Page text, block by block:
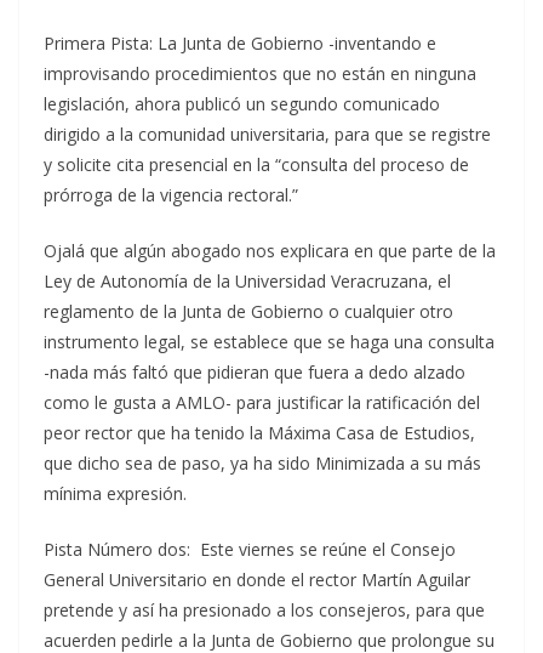
Primera Pista: La Junta de Gobierno -inventando e
improvisando procedimientos que no están en ninguna
legislación, ahora publicó un segundo comunicado
dirigido a la comunidad universitaria, para que se registre
y solicite cita presencial en la “consulta del proceso de
prórroga de la vigencia rectoral.”
Ojalá que algún abogado nos explicara en que parte de la
Ley de Autonomía de la Universidad Veracruzana, el
reglamento de la Junta de Gobierno o cualquier otro
instrumento legal, se establece que se haga una consulta
-nada más faltó que pidieran que fuera a dedo alzado
como le gusta a AMLO- para justificar la ratificación del
peor rector que ha tenido la Máxima Casa de Estudios,
que dicho sea de paso, ya ha sido Minimizada a su más
mínima expresión.
Pista Número dos: Este viernes se reúne el Consejo
General Universitario en donde el rector Martín Aguilar
pretende y así ha presionado a los consejeros, para que
acuerden pedirle a la Junta de Gobierno que prolongue su